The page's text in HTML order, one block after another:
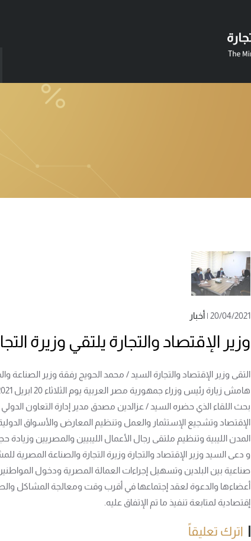
20/04/2021
| أخبار
وزير الإقتصاد والتجارة يلتقي وزيرة
التقى وزير الإقتصاد والتجارة السيد / محمد الحويج رفقة وزير
هامش زيارة رئيس وزراء جمهورية مصر العربية يوم الثلاثاء 20 ابريل 2021 م لدولة ليبيا.
بحث اللقاء الذي حضره السيد / عزالدين مصدق مدير إدارة التعاون
الإقتصاد وتشجيع الإستثمار والعمل وتنظيم المعارض والأسواق
المدن الليبية وتنظيم ملتقى رجال الأعمال الليبيين والمصريين وزيادة
و دعى السيد وزير الإقتصاد والتجارة وزيرة التجارة والصناعة
صناعية بين البلدين وتسهيل إجراءات العمالة المصرية ودخول
أعضاءها والدعوة لعقد إجتماعها في أقرب وقت ومعالجة المشاكل
إقتصادية لمتابعة تنفيذ ما تم الإتفاق عليه.
اترك تعليقاً